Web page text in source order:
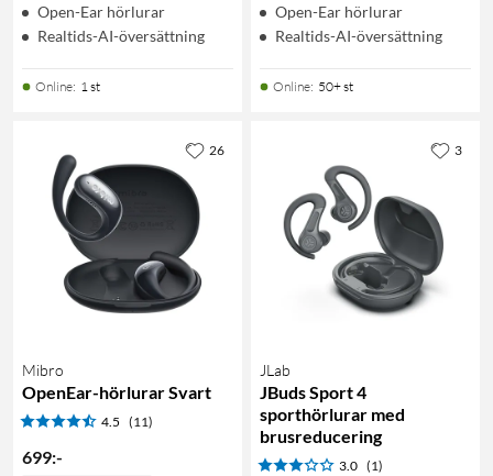
Open-Ear hörlurar
Realtids-AI-översättning
Online: 1 st
Open-Ear hörlurar
Realtids-AI-översättning
Online: 50+ st
Mibro
OpenEar-hörlurar Svart
4.5 (11)
699:-
26
JLab
JBuds Sport 4
sporthörlurar med
brusreducering
3.0 (1)
3